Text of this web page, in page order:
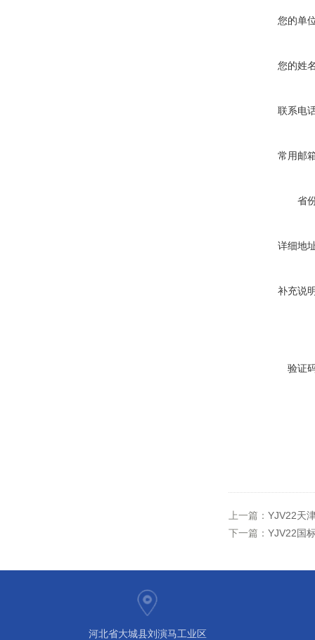
您的单
您的姓
联系电
常用邮
省
详细地
补充说
验证
上一篇： YJV22天
下一篇： YJV22国
河北省大城县刘演马工业区